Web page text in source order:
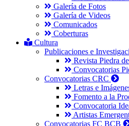
Galería de Fotos
Galería de Videos
Comunicados
Coberturas
Cultura
Publicaciones e
Revista Piedra
Convocatorias
Convocatorias CRC
Letras e
Fomento a la
Convocatoria
Artistas
Convocatorias FC BCB